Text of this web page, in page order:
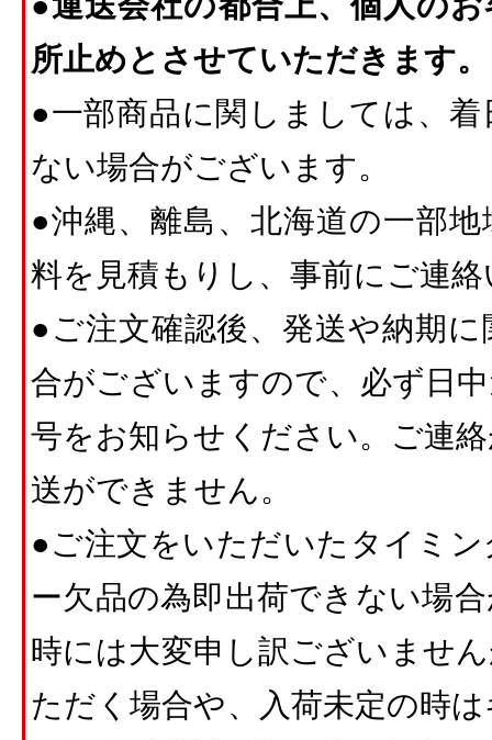
所止めとさせていただきます。
●一部商品に関しましては、
ない場合がございます。
●沖縄、離島、北海道の一部
料を見積もりし、事前にご連
●ご注文確認後、発送や納期
合がございますので、必ず日
号をお知らせください。ご連
送ができません。
●ご注文をいただいたタイミ
ー欠品の為即出荷できない場
時には大変申し訳ございませ
ただく場合や、入荷未定の時